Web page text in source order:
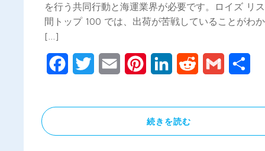
を行う共同行動と海運業界が必要です。ロイズ リ
間トップ 100 では、出荷が苦戦していることがわ
[…]
FacebookTwitter Email PinterestLinkedIn Reddit Gmail
続きを読む